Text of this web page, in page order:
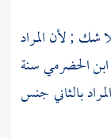
شك ; لأن المراد
ابن الحضرميسنة
بالثاني جنس